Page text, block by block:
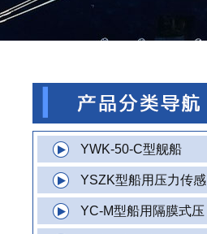
YWK-50-C型舰船
YSZK型船用压力传感
YC-M型船用隔膜式压